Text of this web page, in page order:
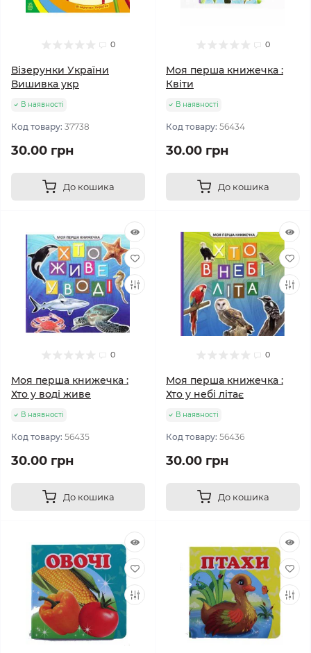
0
Візерунки України
Вишивка укр
В наявності
Код товару: 37738
30.00 грн
До кошика
0
Моя перша книжечка :
Квіти
В наявності
Код товару: 56434
30.00 грн
До кошика
0
Моя перша книжечка :
Хто у воді живе
В наявності
Код товару: 56435
30.00 грн
До кошика
0
Моя перша книжечка :
Хто у небі літає
В наявності
Код товару: 56436
30.00 грн
До кошика